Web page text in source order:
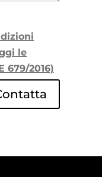
le
679/2016)